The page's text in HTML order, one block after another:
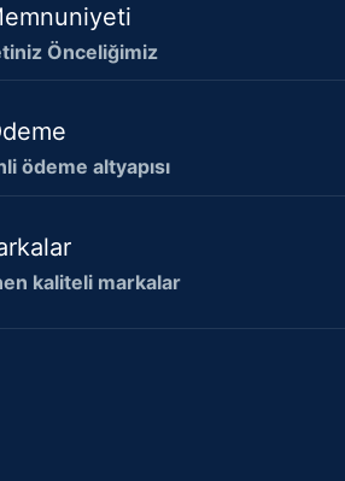
Önceliğimiz
ödeme altyapısı
kaliteli markalar